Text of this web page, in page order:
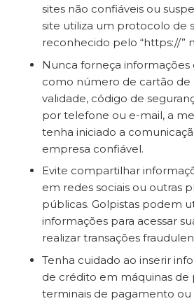
sites não confiáveis ou
site utiliza um protocolo de
reconhecido pelo “https://”
Nunca forneça informações
como número de cartão de
validade, código de
por telefone ou e-mail, a
tenha iniciado a
empresa confiável.
Evite compartilhar
em redes sociais ou outras
públicas. Golpistas podem
informações para acessar
realizar transações
Tenha cuidado ao inserir
de crédito em máquinas de
terminais de pagamento ou